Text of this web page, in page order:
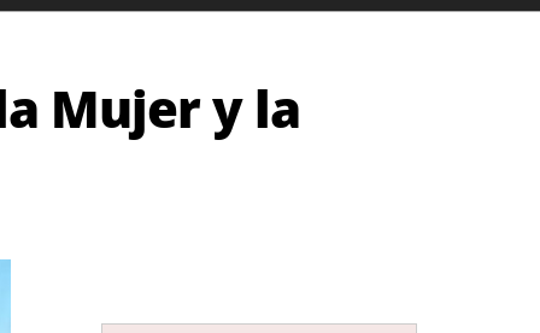
Mujer y la